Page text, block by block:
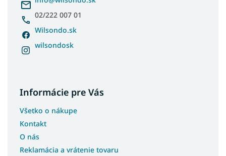
02/222 007 01
Wilsondo.sk
wilsondosk
Informácie pre Vás
Všetko o nákupe
Kontakt
O nás
Reklamácia a vrátenie tovaru